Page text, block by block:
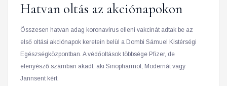
Hatvan oltás az akciónapokon
Összesen hatvan adag koronavírus elleni vakcinát adtak be az
első oltási akciónapok keretein belül a Dombi Sámuel Kistérségi
Egészségközpontban. A védőoltások többsége Pfizer, de
elenyésző számban akadt, aki Sinopharmot, Modernát vagy
Jannsent kért.